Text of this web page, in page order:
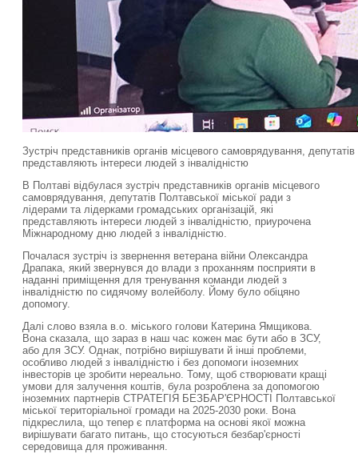
Зустріч представників органів місцевого самоврядування,
представляють інтереси людей з інвалідністю
В Полтаві відбулася зустріч представників органів місцевого
самоврядування, депутатів Полтавської міської ради з
лідерами та лідерками громадських організацій, які
представляють інтереси людей з інвалідністю, приурочена
Міжнародному дню людей з інвалідністю.
Почалася зустріч із звернення ветерана війни Олександра
Драпака, який звернувся до влади з проханням посприяти в
наданні приміщення для тренування команди людей з
інвалідністю по сидячому волейболу. Йому було обіцяно
допомогу.
Далі слово взяла в.о. міського голови Катерина Ямщикова.
Вона сказала, що зараз в наш час кожен має бути або в ЗСУ,
або для ЗСУ. Однак, потрібно вирішувати й інші проблеми,
особливо людей з інвалідністю і без допомоги іноземних
інвесторів це зробити нереально. Тому, щоб створювати кращі
умови для залучення коштів, була розроблена за допомогою
іноземних партнерів СТРАТЕГІЯ БЕЗБАР'ЄРНОСТІ Полтавської
міської територіальної громади на 2025-2030 роки. Вона
підкреслила, що тепер є платформа на основі якої можна
вирішувати багато питань, що стосуються безбар'єрності
середовища для проживання.